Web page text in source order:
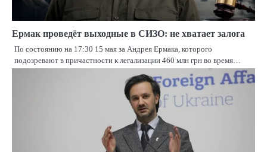
Ермак проведёт выходные в СИЗО: не хватает залога
По состоянию на 17:30 15 мая за Андрея Ермака, которого
подозревают в причастности к легализации 460 млн грн во время…